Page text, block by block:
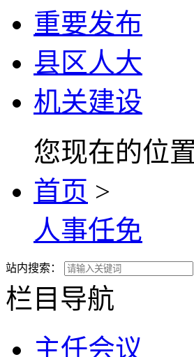
重要发布
县区人大
机关建设
您现在的位置
首页 >
人事任免
站内搜索：
栏目导航
主任会议